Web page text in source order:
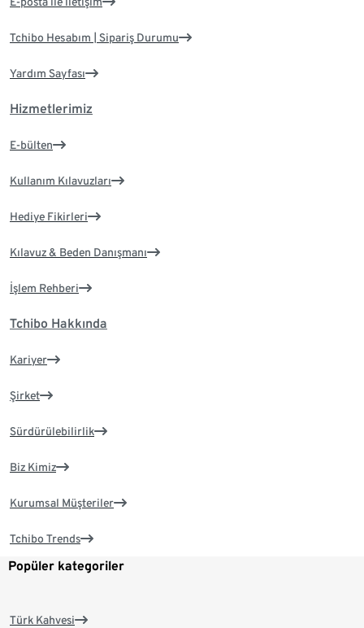
Tchibo Hesabım | Sipariş Durumu
Yardım Sayfası
Hizmetlerimiz
E-bülten
Kullanım Kılavuzları
Hediye Fikirleri
Kılavuz & Beden Danışmanı
İşlem Rehberi
Tchibo Hakkında
Kariyer
Şirket
Sürdürülebilirlik
Biz Kimiz
Kurumsal Müşteriler
Tchibo Trends
Popüler kategoriler
Türk Kahvesi